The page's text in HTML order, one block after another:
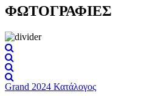
ΦΩΤΟΓΡΑΦΙΕΣ
Grand 2024 Κατάλογος